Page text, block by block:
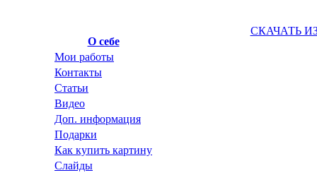
О себе
Мои работы
Контакты
Статьи
Видео
Доп. информация
Подарки
Как купить картину
Слайды
СКАЧАТЬ